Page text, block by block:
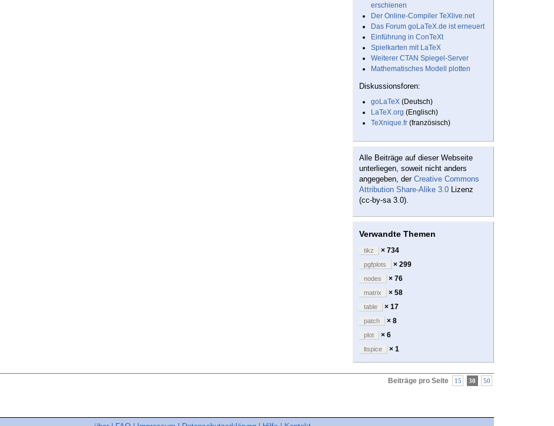
erschienen
Der Online-Compiler TeXlive.net
Das Forum goLaTeX.de ist erneuert
Einführung in ConTeXt
Spielkarten mit LaTeX
Weiterer CTAN Spiegel-Server
Mathematisches Modell plotten
Diskussionsforen:
goLaTeX (Deutsch)
LaTeX.org (Englisch)
TeXnique.fr (französisch)
Alle Beiträge auf dieser Webseite
unterliegen, soweit nicht anders
angegeben, der Creative Commons
Attribution Share-Alike 3.0 Lizenz
(cc-by-sa 3.0).
Verwandte Themen
tikz × 734
pgfplots × 299
nodes × 76
matrix × 58
table × 17
patch × 8
plot × 6
ltspice × 1
Beiträge pro Seite 15 30 50